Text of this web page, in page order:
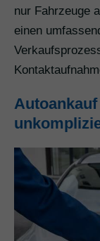
nur Fahrzeuge
einen